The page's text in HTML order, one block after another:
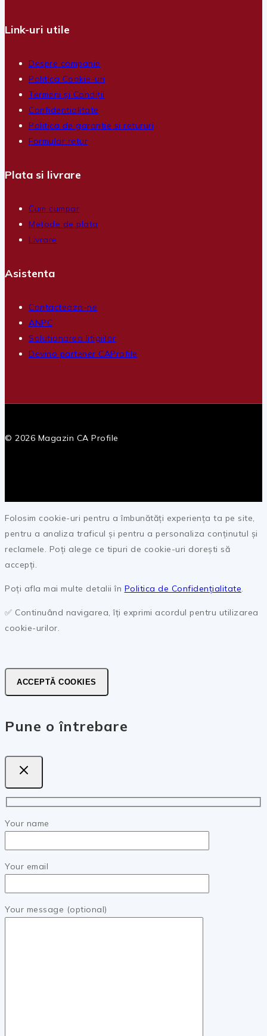
Link-uri utile
Despre companie
Politica Cookie-uri
Termeni și Condiții
Confidentialitate
Politica de garantie si retururi
Formular retur
Plata si livrare
Cum cumpar
Metode de plata
Livrare
Asistenta
Contacteaza-ne
ANPC
Solutionarea litigiilor
Devino partener CAProfile
© 2026 Magazin CA Profile
Folosim cookie-uri pentru a îmbunătăți experiența ta pe site,
pentru a analiza traficul și pentru a personaliza conținutul și
reclamele. Poți alege ce tipuri de cookie-uri dorești să
accepți.
Poți afla mai multe detalii în Politica de Confidențialitate.
✅ Continuând navigarea, îți exprimi acordul pentru utilizarea
cookie-urilor.
ACCEPTĂ COOKIES
Pune o întrebare
Your name
Your email
Your message (optional)